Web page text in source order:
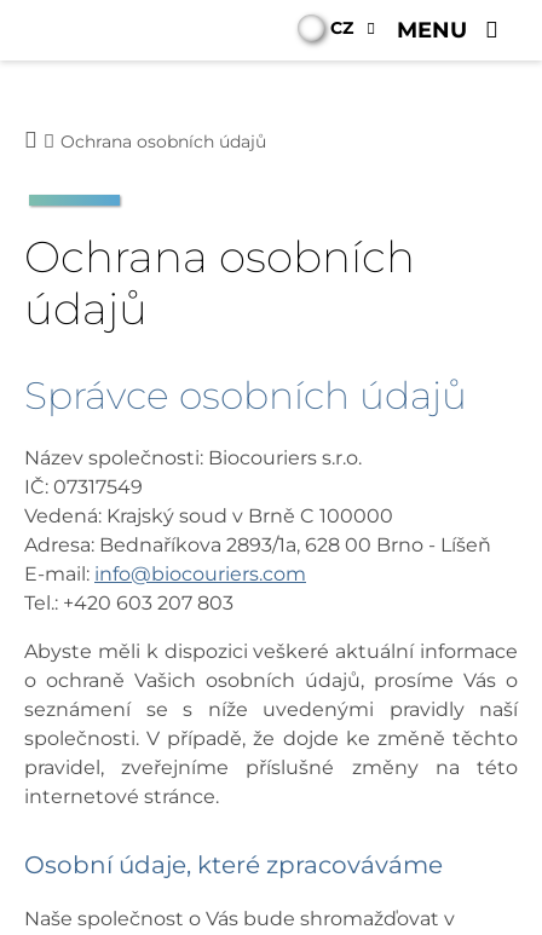
Ochrana osobních údajů
Ochrana osobních
údajů
Správce osobních údajů
Název společnosti: Biocouriers s.r.o.
IČ: 07317549
Vedená: Krajský soud v Brně C 100000
Adresa: Bednaříkova 2893/1a, 628 00 Brno - Líšeň
E-mail: info@biocouriers.com
Tel.: +420 603 207 803
Abyste měli k dispozici veškeré aktuální informace
o ochraně Vašich osobních údajů, prosíme Vás o
seznámení se s níže uvedenými pravidly naší
společnosti. V případě, že dojde ke změně těchto
pravidel, zveřejníme příslušné změny na této
internetové stránce.
Osobní údaje, které zpracováváme
Naše společnost o Vás bude shromažďovat v
CZ MENU